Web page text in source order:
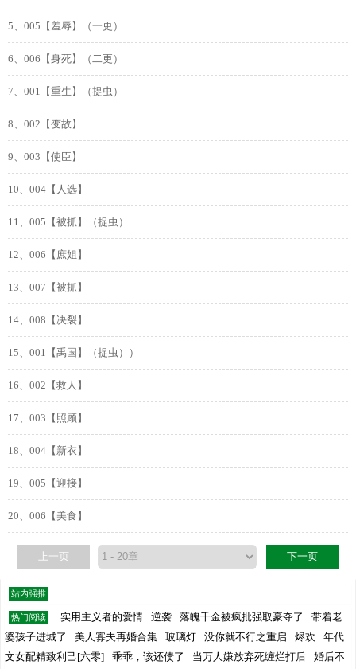
5、005【羞辱】（一更）
6、006【身死】（二更）
7、001【重生】（捉虫）
8、002【变故】
9、003【使臣】
10、004【人选】
11、005【被抓】（捉虫）
12、006【庶姐】
13、007【被抓】
14、008【决裂】
15、001【禹国】（捉虫））
16、002【救人】
17、003【照顾】
18、004【新衣】
19、005【迎接】
20、006【美食】
上一页 下一页
站内强推
热门阅读 实用主义者的爱情 逆袭 落魄千金被疯批强取豪夺了
带着老
婆孩子进城了
美人寡夫再婚合集 玻璃灯 没你就不行之重启 烬欢
年代
文女配精致利己[六零]
乖乖，该还债了 当万人嫌放弃死缠烂打后 婚后不